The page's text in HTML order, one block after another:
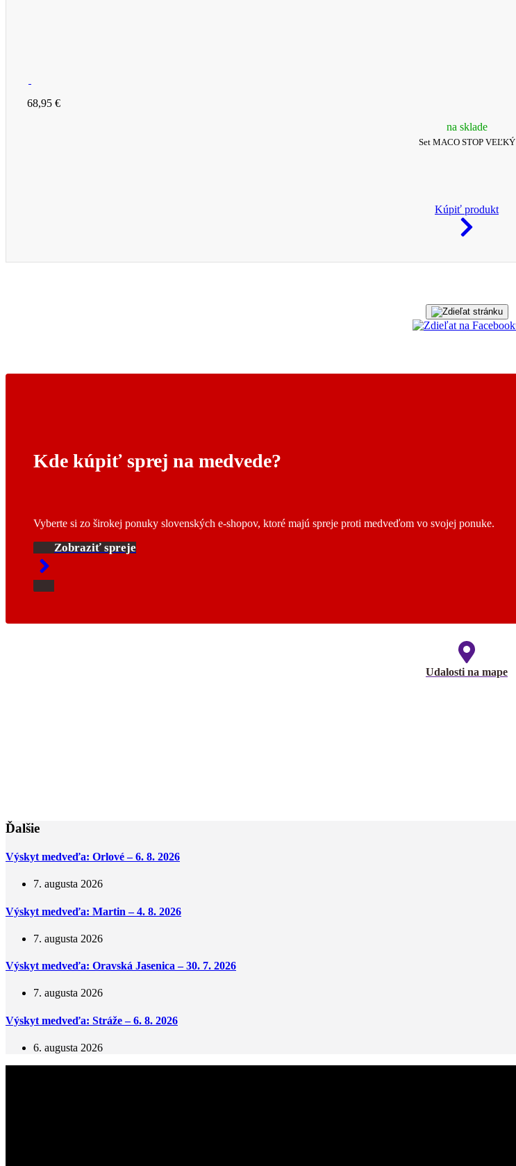
68,95 €
na sklade
Set MACO STOP VEĽKÝ
Kúpiť produkt
Kde kúpiť sprej na medvede?
Vyberte si zo širokej ponuky slovenských e-shopov, ktoré majú spreje proti medveďom vo svojej ponuke.
Zobraziť spreje
Udalosti na mape
Ďalšie
Výskyt medveďa: Orlové – 6. 8. 2026
7. augusta 2026
Výskyt medveďa: Martin – 4. 8. 2026
7. augusta 2026
Výskyt medveďa: Oravská Jasenica – 30. 7. 2026
7. augusta 2026
Výskyt medveďa: Stráže – 6. 8. 2026
6. augusta 2026